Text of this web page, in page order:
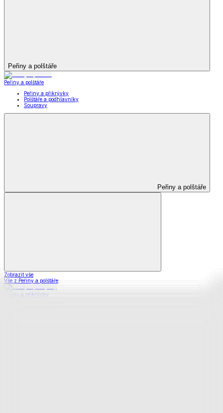
Peřiny a polštáře
Peřiny a polštáře
Peřiny a přikrývky
Polštáře a podhlavníky
Soupravy
Peřiny a polštáře
Zobrazit vše
Vše z Peřiny a polštáře
Peřiny a přikrývky